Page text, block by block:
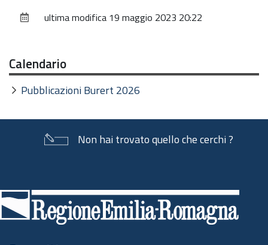
documentoultima modifica 19 maggio 2023 20:22
Calendario
Pubblicazioni Burert 2026
Non hai trovato quello che cerchi ?
di
pagina